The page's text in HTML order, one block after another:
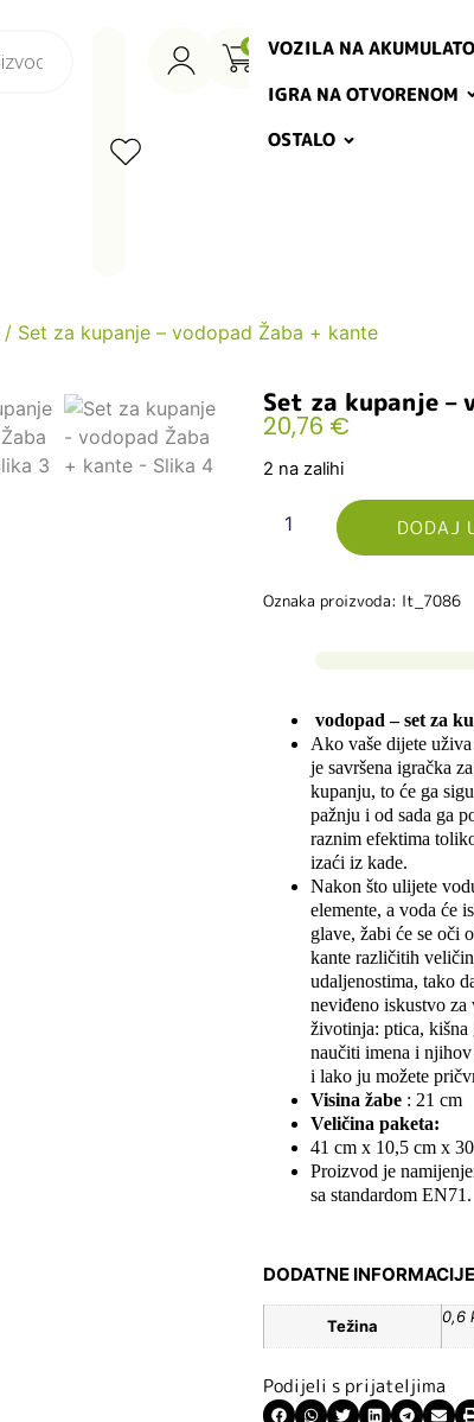
0 VOZILA NA
IGRA NA OTVORENOM
OSTALO
/ Set za kupanje – vodopad Žaba + kante
Set za kupanje –
20,76 €
2 na zalihi
DODAJ
Oznaka proizvoda: lt_7086
vodopad – set za
Ako vaše dijete
je savršena igračka
kupanju, to će ga
pažnju i od sada ga
raznim efektima
izaći iz kade.
Nakon što ulijete
elemente, a voda će
glave, žabi će se oči
kante različitih
udaljenostima, tako
neviđeno iskustvo
životinja: ptica, kišna
naučiti imena i njihov
i lako ju možete
Visina žabe : 21 cm
Veličina paketa:
41 cm x 10,5 cm x
Proizvod je
sa standardom EN71.
DODATNE INFORMACIJE
Težina 0,6
Podijeli s prijateljima